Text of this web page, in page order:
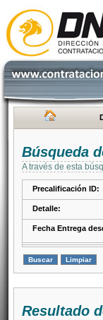
Búsqueda
A través de esta
Precalificación ID:
Detalle:
Fecha Entrega
Resultado